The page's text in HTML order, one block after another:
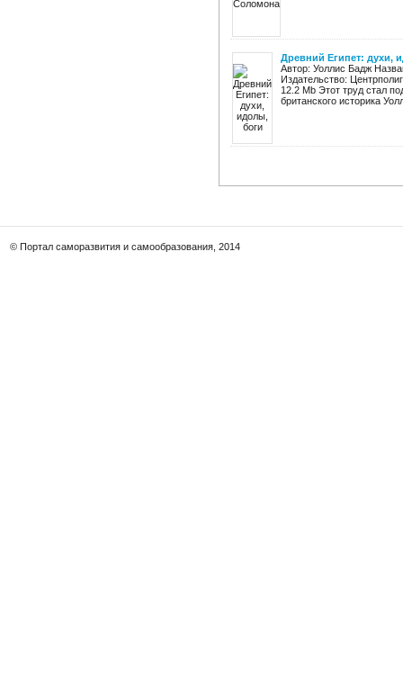
Древний Египет: духи,
Автор: Уоллис Бадж
Издательство:
12.2 Mb Этот труд стал
британского историка
© Портал саморазвития и самообразования, 2014